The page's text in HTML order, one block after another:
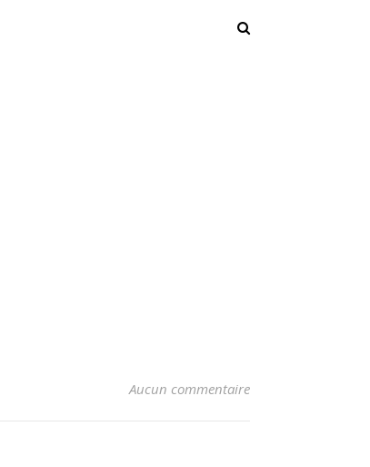
Aucun commentaire